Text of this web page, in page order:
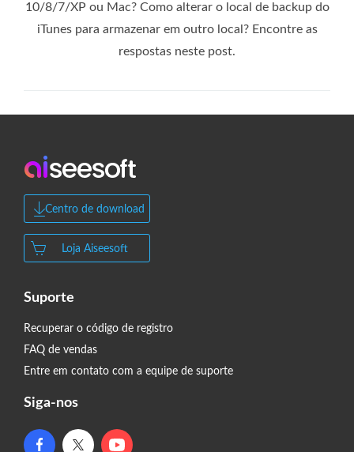
10/8/7/XP ou Mac? Como alterar o local de backup do
iTunes para armazenar em outro local? Encontre as
respostas neste post.
Centro de download
Loja Aiseesoft
Suporte
Recuperar o código de registro
FAQ de vendas
Entre em contato com a equipe de suporte
Siga-nos